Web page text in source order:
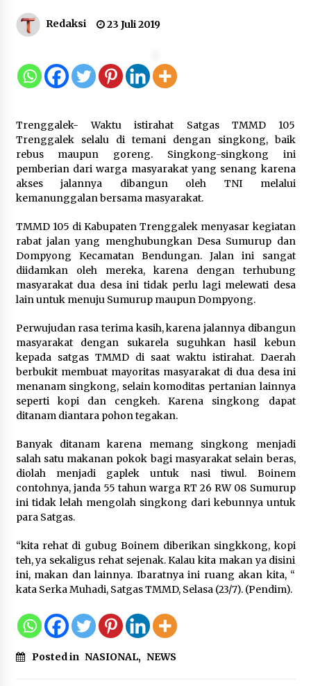
Tigaraksa, Semarakkan HUT RI
7 Agustus 2026
Lapas Banjar Tanam 200 Pohon
Cabai Dukung Program Ketahanan
Pangan
7 Agustus 2026
Terungkap Ada Transisi Panjang
Pengelolaan , Perumdam TKR
Didesak Transparan
7 Agustus 2026
Dorong Angka Partisipasi Sekolah
Terus Meningkat
7 Agustus 2026
KKM Universitas Bina Bangsa
Pendampingan Pembuatan Spanduk
Sebagai Upaya Memperkuat
Pemasaran UMKM di Desa Cempaka
6 Agustus 2026
Kelas I Tangerang Gelar Cek
Kesehatan Gratis dan Skrining TB
Lanjutan
6 Agustus 2026
Kemenkum Malut Dorong
Digital, Sosialisasikan Pencatatan
Redaksi 23 Juli 2019
Trenggalek- Waktu istirahat Satgas TMMD 105
Trenggalek selalu di temani dengan singkong, baik
rebus maupun goreng. Singkong-singkong ini
pemberian dari warga masyarakat yang senang karena
akses jalannya dibangun oleh TNI melalui
kemanunggalan bersama masyarakat.
TMMD 105 di Kabupaten Trenggalek menyasar kegiatan
rabat jalan yang menghubungkan Desa Sumurup dan
Dompyong Kecamatan Bendungan. Jalan ini sangat
diidamkan oleh mereka, karena dengan terhubung
masyarakat dua desa ini tidak perlu lagi melewati desa
lain untuk menuju Sumurup maupun Dompyong.
Perwujudan rasa terima kasih, karena jalannya dibangun
masyarakat dengan sukarela suguhkan hasil kebun
kepada satgas TMMD di saat waktu istirahat. Daerah
berbukit membuat mayoritas masyarakat di dua desa ini
menanam singkong, selain komoditas pertanian lainnya
seperti kopi dan cengkeh. Karena singkong dapat
ditanam diantara pohon tegakan.
Banyak ditanam karena memang singkong menjadi
salah satu makanan pokok bagi masyarakat selain beras,
diolah menjadi gaplek untuk nasi tiwul. Boinem
contohnya, janda 55 tahun warga RT 26 RW 08 Sumurup
ini tidak lelah mengolah singkong dari kebunnya untuk
para Satgas.
“kita rehat di gubug Boinem diberikan singkkong, kopi
teh, ya sekaligus rehat sejenak. Kalau kita makan ya disini
ini, makan dan lainnya. Ibaratnya ini ruang akan kita, “
kata Serka Muhadi, Satgas TMMD, Selasa (23/7). (Pendim).
Posted in NASIONAL, NEWS